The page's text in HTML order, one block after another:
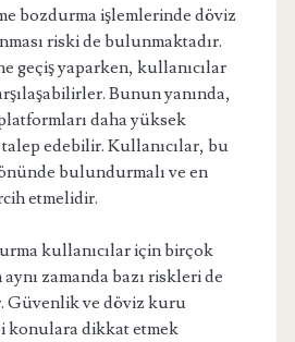
bozdurma işlemlerinde döviz
riski de bulunmaktadır.
geçiş yaparken, kullanıcılar
Bunun yanında,
daha yüksek
edebilir. Kullanıcılar, bu
bulundurmalı ve en
etmelidir.
kullanıcılar için birçok
zamanda bazı riskleri de
Güvenlik ve döviz kuru
konulara dikkat etmek